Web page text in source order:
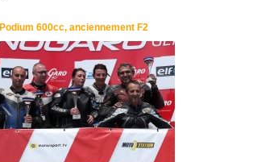
Podium 600cc, anciennement F2